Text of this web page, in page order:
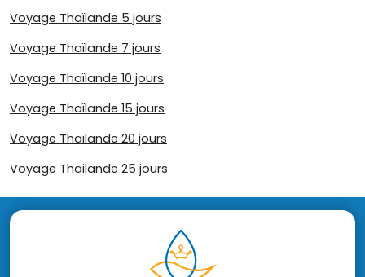
Voyage Thaïlande 5 jours
Voyage Thaïlande 7 jours
Voyage Thaïlande 10 jours
Voyage Thaïlande 15 jours
Voyage Thaïlande 20 jours
Voyage Thailande 25 jours